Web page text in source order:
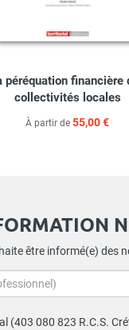
péréquation financière
collectivités locales
À partir de55,00 €
être informé(e) des
(403 080 823 R.C.S.